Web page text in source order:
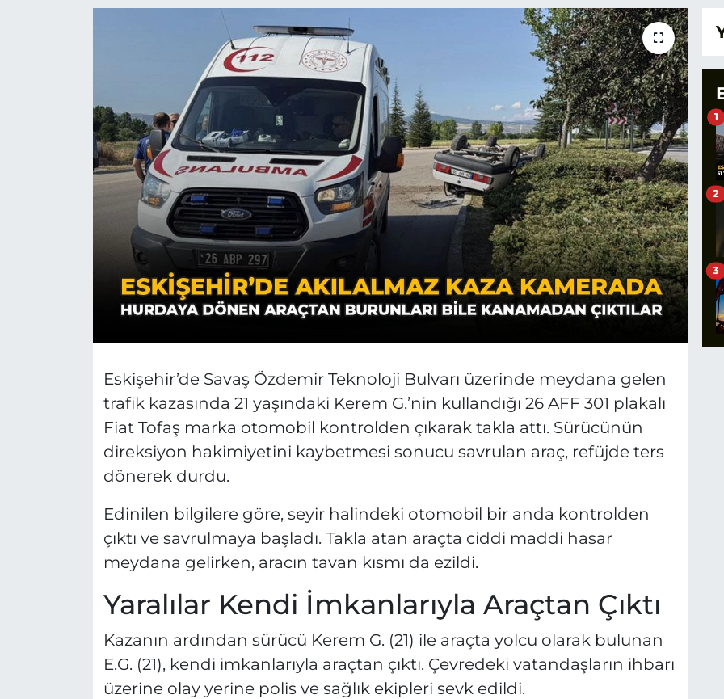
Eskişehir’de Savaş Özdemir Teknoloji Bulvarı üzerinde meydana gelen
trafik kazasında 21 yaşındaki Kerem G.’nin kullandığı 26 AFF 301 plakalı
Fiat Tofaş marka otomobil kontrolden çıkarak takla attı. Sürücünün
direksiyon hakimiyetini kaybetmesi sonucu savrulan araç, refüjde ters
dönerek durdu.
Edinilen bilgilere göre, seyir halindeki otomobil bir anda kontrolden
çıktı ve savrulmaya başladı. Takla atan araçta ciddi maddi hasar
meydana gelirken, aracın tavan kısmı da ezildi.
Yaralılar Kendi İmkanlarıyla Araçtan Çıktı
Kazanın ardından sürücü Kerem G. (21) ile araçta yolcu olarak bulunan
E.G. (21), kendi imkanlarıyla araçtan çıktı. Çevredeki vatandaşların ihbarı
üzerine olay yerine polis ve sağlık ekipleri sevk edildi.
1
2
3